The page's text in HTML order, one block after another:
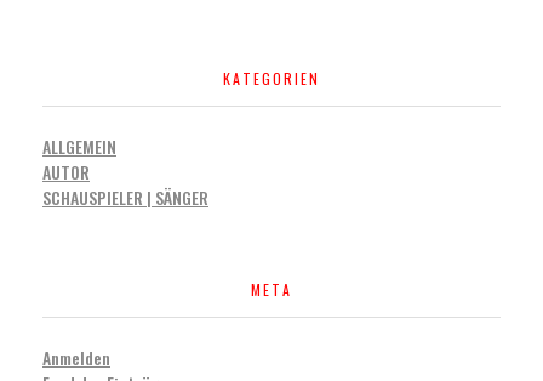
KATEGORIEN
ALLGEMEIN
AUTOR
SCHAUSPIELER | SÄNGER
META
Anmelden